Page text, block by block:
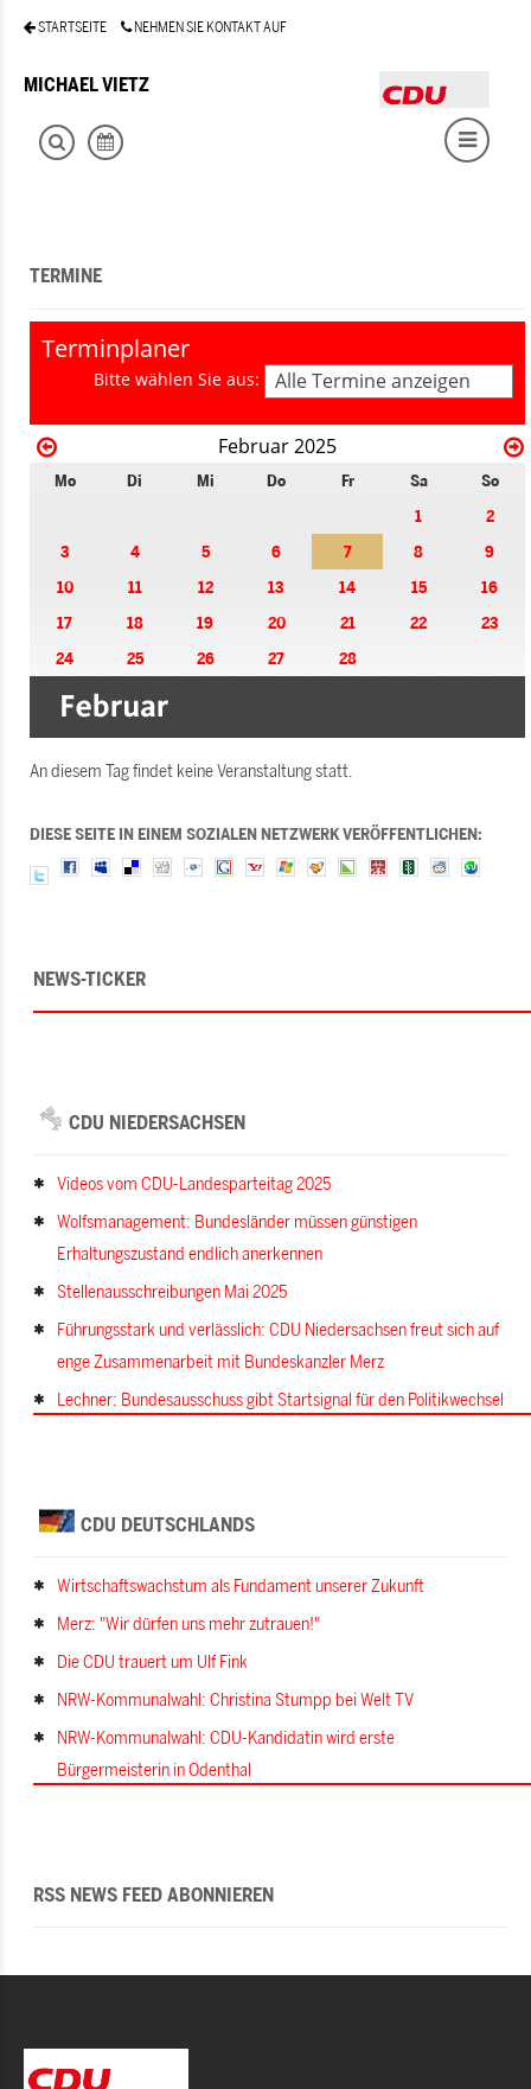
STARTSEITE NEHMEN SIE KONTAKT AUF
MICHAEL VIETZ
TERMINE
Terminplaner
Bitte wählen Sie aus: Alle Termine anzeigen
Februar 2025
Mo Di Mi Do Fr Sa
So
1
2
3
4 5 6 7 8
9
10
11 12 13 14 15
16
17
18 19 20 21 22
23
24
25 26 27 28
An diesem Tag findet keine Veranstaltung statt.
DIESE SEITE IN EINEM SOZIALEN NETZWERK VERÖFFENTLICHEN:
NEWS-TICKER
CDU NIEDERSACHSEN
Videos vom CDU-Landesparteitag 2025
Wolfsmanagement: Bundesländer müssen günstigen
Erhaltungszustand endlich anerkennen
Stellenausschreibungen Mai 2025
Führungsstark und verlässlich: CDU Niedersachsen freut sich auf
enge Zusammenarbeit mit Bundeskanzler Merz
Lechner: Bundesausschuss gibt Startsignal für den Politikwechsel
CDU DEUTSCHLANDS
Wirtschaftswachstum als Fundament unserer Zukunft
Merz: "Wir dürfen uns mehr zutrauen!"
Die CDU trauert um Ulf Fink
NRW-Kommunalwahl: Christina Stumpp bei Welt TV
NRW-Kommunalwahl: CDU-Kandidatin wird erste
Bürgermeisterin in Odenthal
RSS NEWS FEED ABONNIEREN